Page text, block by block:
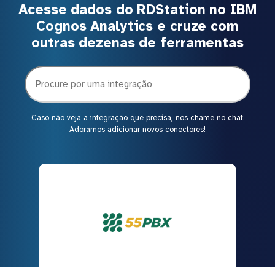
Acesse dados do RDStation no IBM
Cognos Analytics e cruze com
outras dezenas de ferramentas
Caso não veja a integração que precisa, nos chame no chat.
Adoramos adicionar novos conectores!